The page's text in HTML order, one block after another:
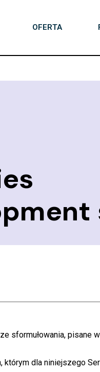
OFERTA
sformułowania, pisane
dla niniejszego